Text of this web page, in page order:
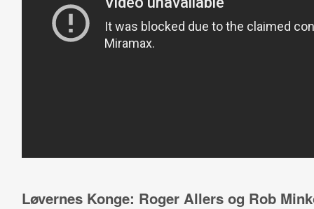
Løvernes Konge: Roger Allers og Rob